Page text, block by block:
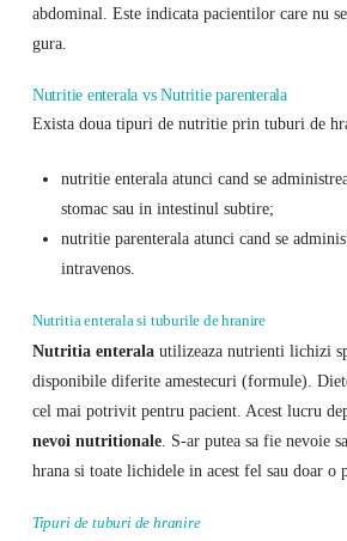
abdominal. Este indicata pacientilor care nu
gura.
Nutritie enterala vs Nutritie parenterala
Exista doua tipuri de nutritie prin tuburi de
nutritie enterala atunci cand se
stomac sau in intestinul subtire;
nutritie parenterala atunci cand se
intravenos.
Nutritia enterala si tuburile de hranire
Nutritia enteralautilizeaza nutrienti lichizi
disponibile diferite amestecuri (formule).
cel mai potrivit pentru pacient. Acest lucru
nevoi nutritionale. S-ar putea sa fie nevoie
hrana si toate lichidele in acest fel sau doar o
Tipuri de tuburi de hranire